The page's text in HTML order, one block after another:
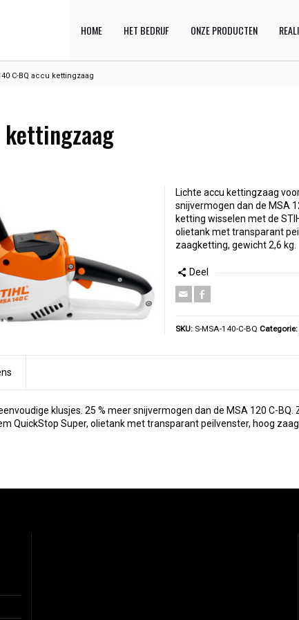
HOME HET BEDRIJF ONZE PRODUCTEN
C-BQ accu kettingzaag
kettingzaag
Lichte accu kettingzaag
snijvermogen dan de MSA
ketting wisselen met de
olietank met transparant
zaagketting, gewicht 2,6 kg.
Deel
SKU: S-MSA-140-C-BQ Categorie:
klusjes. 25 % meer snijvermogen dan de MSA 120 C-
QuickStop Super, olietank met transparant peilvenster, hoog